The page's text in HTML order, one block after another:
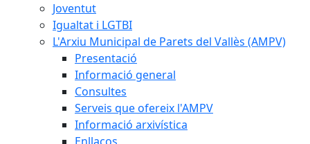
Joventut
Igualtat i LGTBI
L'Arxiu Municipal de Parets del Vallès (AMPV)
Presentació
Informació general
Consultes
Serveis que ofereix l'AMPV
Informació arxivística